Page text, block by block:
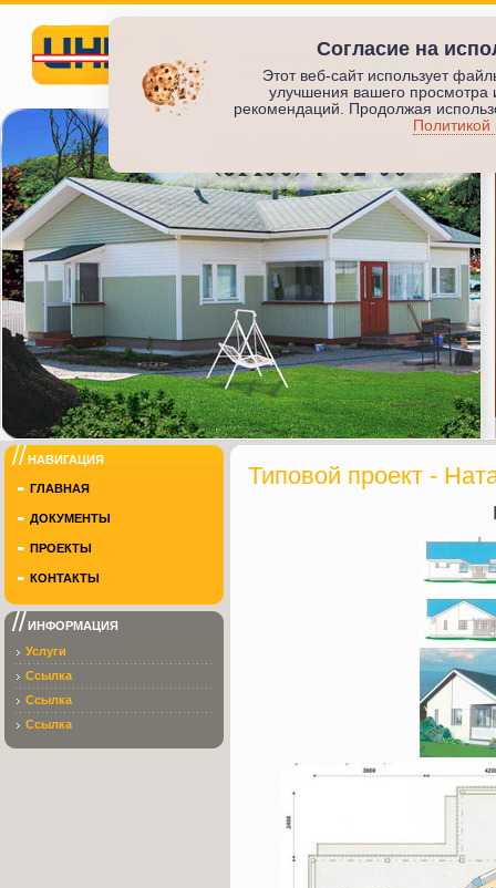
Инкод
СТРОИТЕЛЬСТВО ЖИЛЬЯ
ИНКОД
Типовой проект -
НАВИГАЦИЯ
ГЛАВНАЯ
ДОКУМЕНТЫ
ПРОЕКТЫ
КОНТАКТЫ
ИНФОРМАЦИЯ
Услуги
Ссылка
Ссылка
Ссылка
Согласие на
Этот веб-сайт использует
улучшения вашего просмотра
рекомендаций. Продолжая